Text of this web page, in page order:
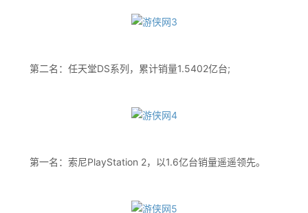
‌第二名‌：任天堂‌DS‌系列，累计销量1.5402亿台;
‌第一名‌：索尼‌PlayStation 2‌，以1.6亿台销量遥遥领先。